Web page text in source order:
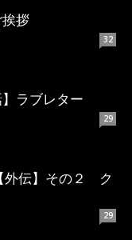
拶
32
】ラブレター
29
外伝】その２ ク
29